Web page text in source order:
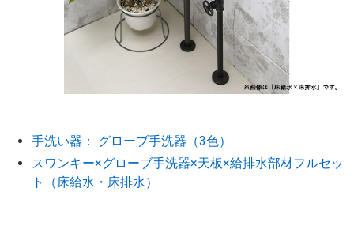
手洗い器： グローブ手洗器（3色）
スワンキー×グローブ手洗器×天板×給排水部材フルセッ
ト（床給水・床排水）